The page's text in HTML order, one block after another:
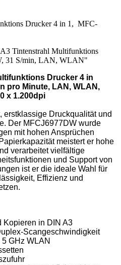
Drucker 4 in 1, MFC-
Tintenstrahl Multifunktions
31 S/min, LAN, WLAN"
Drucker 4 in
pro Minute, LAN, WLAN,
x 1.200dpi
Druckqualität und
Der MFCJ6977DW wurde
mit hohen Ansprüchen
meistert er hohe
verarbeitet vielfältige
und Support von
ist er die ideale Wahl für
Effizienz und
Kopieren in DIN A3
Scangeschwindigkeit
GHz WLAN